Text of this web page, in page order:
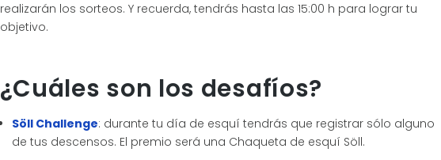
realizarán los sorteos. Y recuerda, tendrás hasta las 15:00 h para lograr tu
objetivo.
¿Cuáles son los desafíos?
Söll Challenge: durante tu día de esquí tendrás que registrar sólo alguno
de tus descensos. El premio será una Chaqueta de esquí Söll.